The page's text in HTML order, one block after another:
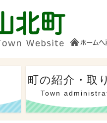
町の紹介・取
Town